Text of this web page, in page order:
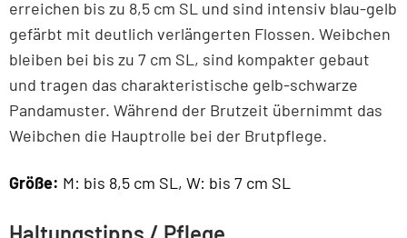
erreichen bis zu 8,5 cm SL und sind intensiv blau-gelb
gefärbt mit deutlich verlängerten Flossen. Weibchen
bleiben bei bis zu 7 cm SL, sind kompakter gebaut
und tragen das charakteristische gelb-schwarze
Pandamuster. Während der Brutzeit übernimmt das
Weibchen die Hauptrolle bei der Brutpflege.
Größe: M: bis 8,5 cm SL, W: bis 7 cm SL
Haltungstipps / Pflege